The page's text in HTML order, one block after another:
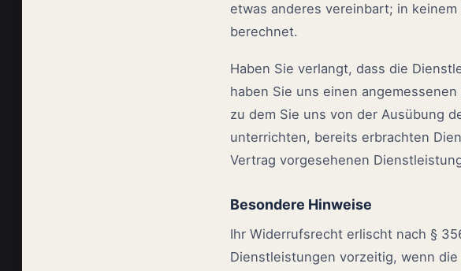
etwas anderes vereinbart; in
berechnet.
Haben Sie verlangt, dass die
haben Sie uns einen
zu dem Sie uns von der Ausübung
unterrichten, bereits erbrachten
Vertrag vorgesehenen
Besondere Hinweise
Ihr Widerrufsrecht erlischt nach §
Dienstleistungen vorzeitig, wenn